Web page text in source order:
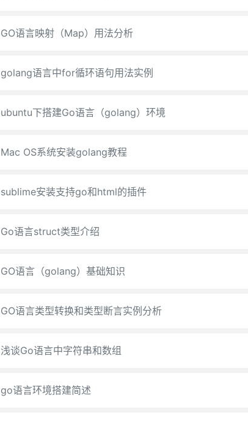
GO语言映射（Map）用法分析
golang语言中for循环语句用法实例
ubuntu下搭建Go语言（golang）环境
Mac OS系统安装golang教程
sublime安装支持go和html的插件
Go语言struct类型介绍
GO语言（golang）基础知识
GO语言类型转换和类型断言实例分析
浅谈Go语言中字符串和数组
go语言环境搭建简述